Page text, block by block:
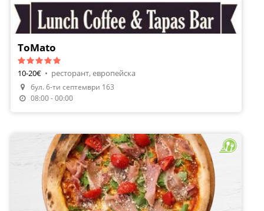
Направи Резервация
ToMato
10-20€ • ресторант, европейска
бул. 6-ти септември 163
08:00 - 00:00